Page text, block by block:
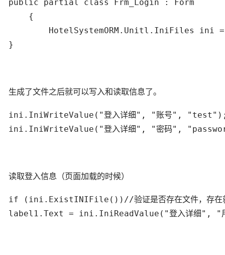
public partial class Frm_Login : Form
    {
HotelSystemORM.Unitl.IniFiles ini
}
生成了文件之后就可以写入和读取信息了。
ini.IniWriteValue("登入详细", "账号",
ini.IniWriteValue("登入详细", "密码",
读取登入信息（页面加载的时候）
if (ini.ExistINIFile())//验证是否存在文件，存在
label1.Text = ini.IniReadValue("登入详细", "